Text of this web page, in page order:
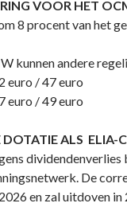
VOOR HET
8 procent van het
kunnen andere
euro / 47 euro
euro / 49 euro
ALS ELIA-
dividendenverlies
De
en zal uitdoven in